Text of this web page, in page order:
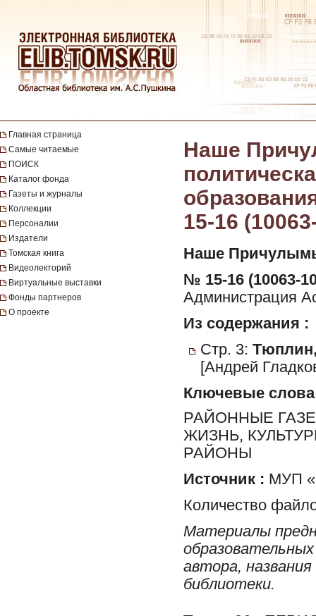
Главная страница
Самые читаемые
ПОИСК
Каталог фонда
Газеты и журналы
Коллекции
Персоналии
Издатели
Томская книга
Видеолекторий
Виртуальные выставки
Фонды партнеров
О проекте
Наше
15-16
Наше
№ 15-16 (10063-
Администрация
Из содержания :
Стр. 3:
[Андрей
Ключевые слова
РАЙОННЫЕ
ЖИЗНЬ,
РАЙОНЫ
Источник : МУП
Количество
Материалы
автора,
библиотеки.